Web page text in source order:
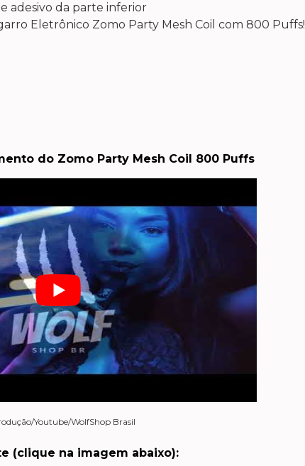
adesivo da parte inferior
Eletrônico Zomo Party Mesh Coil com 800 Puffs!
do Zomo Party Mesh Coil 800 Puffs
Youtube/WolfShop Brasil
(clique na imagem abaixo):